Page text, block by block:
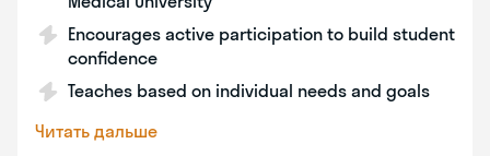
Encourages active participation to build student
confidence
Teaches based on individual needs and goals
Читать дальше